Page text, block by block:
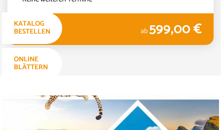
4 TAGE ab599,00 €
KATALOG
BESTELLEN
ONLINE
BLÄTTERN